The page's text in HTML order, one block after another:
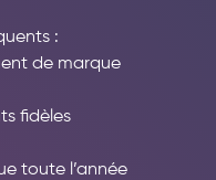
:
de marque
fidèles
toute l’année